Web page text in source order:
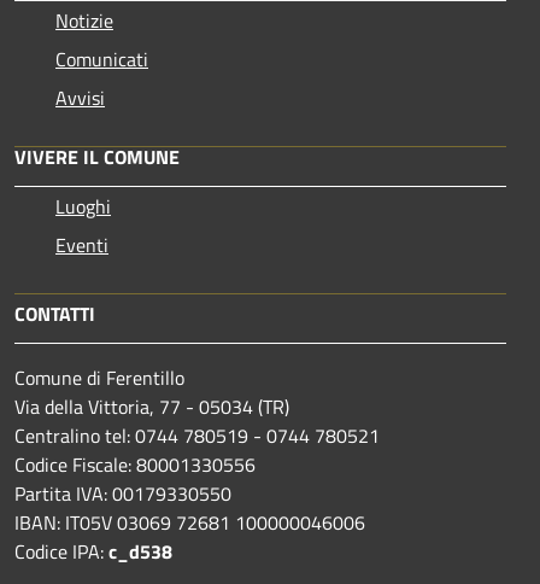
Notizie
Comunicati
Avvisi
VIVERE IL COMUNE
Luoghi
Eventi
CONTATTI
Comune di Ferentillo
Via della Vittoria, 77 - 05034 (TR)
Centralino tel: 0744 780519 - 0744 780521
Codice Fiscale: 80001330556
Partita IVA: 00179330550
IBAN: IT05V 03069 72681 100000046006
Codice IPA:c_d538